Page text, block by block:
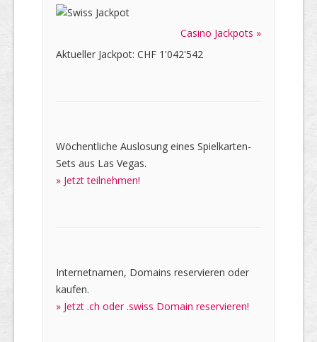
Casino Jackpots »
Aktueller Jackpot: CHF 1'042'542
Wöchentliche Auslosung eines Spielkarten-
Sets aus Las Vegas.
» Jetzt teilnehmen!
Internetnamen, Domains reservieren oder
kaufen.
» Jetzt .ch oder .swiss Domain reservieren!